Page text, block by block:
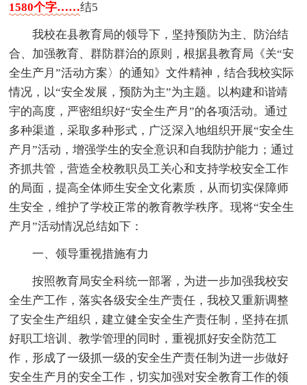
1580个字……结5
我校在县教育局的领导下，坚持预防为主、防治结
合、加强教育、群防群治的原则，根据县教育局《关“安
全生产月”活动方案〉的通知》文件精神，结合我校实际
情况，以“安全发展，预防为主”为主题。以构建和谐靖
宇的高度，严密组织好“安全生产月”的各项活动。通过
多种渠道，采取多种形式，广泛深入地组织开展“安全生
产月”活动，增强学生的安全意识和自我防护能力；通过
齐抓共管，营造全校教职员工关心和支持学校安全工作
的局面，提高全体师生安全文化素质，从而切实保障师
生安全，维护了学校正常的教育教学秩序。现将“安全生
产月”活动情况总结如下：
一、领导重视措施有力
按照教育局安全科统一部署，为进一步加强我校安
全生产工作，落实各级安全生产责任，我校又重新调整
了安全生产组织，建立健全安全生产责任制，坚持在抓
好职工培训、教学管理的同时，重视抓好安全防范工
作，形成了一级抓一级的安全生产责任制为进一步做好
安全生产月的安全工作，切实加强对安全教育工作的领